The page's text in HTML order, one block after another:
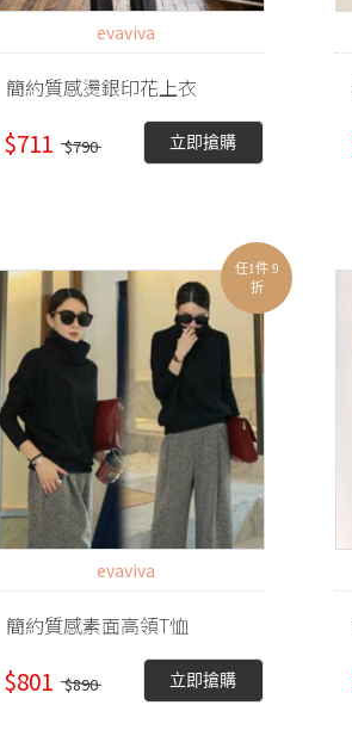
evaviva
簡約質感燙銀印花上衣
$711 $790 立即搶購
任1件 9
折
evaviva
簡約質感素面高領T恤
$801 $890 立即搶購